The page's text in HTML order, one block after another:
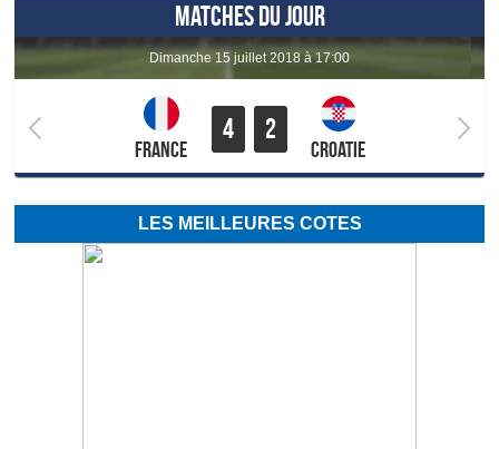
MATCHES DU JOUR
dimanche 15 juillet 2018 à 17:00
France
4 2
Croatie
LES MEILLEURES COTES